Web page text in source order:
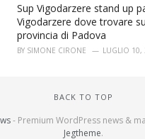
Sup Vigodarzere stand up
Vigodarzere dove trovare
provincia di Padova
BY SIMONE CIRONE LUGLIO 10,
BACK TO TOP
- Premium WordPress news &
Jegtheme.